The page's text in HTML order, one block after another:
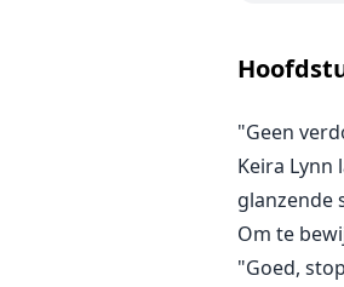
"Geen
Keira
glanzende
Om te
"Goed,